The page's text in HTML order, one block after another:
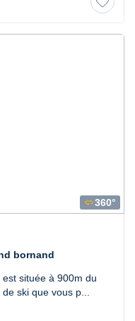
360360°
bornand
située à 900m du
ski que vous p...